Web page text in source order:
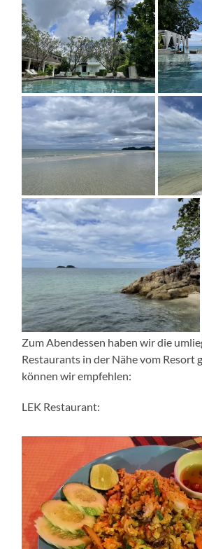
Zum Abendessen haben wir die
Restaurants in der Nähe vom Resort
können wir empfehlen:
LEK Restaurant: